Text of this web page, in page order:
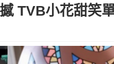
TVB小花甜笑